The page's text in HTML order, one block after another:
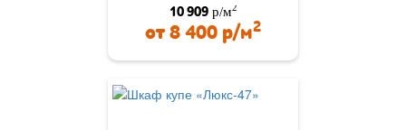
10 909р/м2
от8 400 р/м2